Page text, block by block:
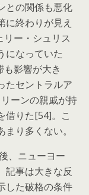
との関係も悪化
に終わりが見え
ー・シュリス
になっていた
影響が大き
たセントラルア
ーンの親戚が持
借りた[54]。こ
り多くない。
、ニューヨー
記事は大きな反
した破格の条件